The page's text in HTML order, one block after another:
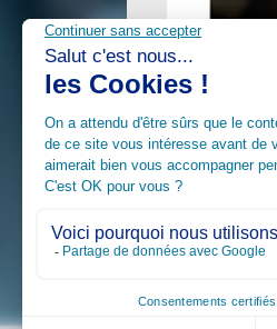
REVENIR AUX